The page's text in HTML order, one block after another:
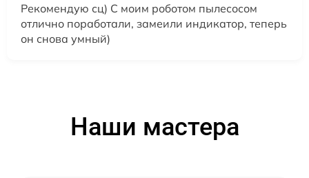
Рекомендую сц) С моим роботом пылесосом
отлично поработали, замеили индикатор, теперь
он снова умный)
Наши мастера